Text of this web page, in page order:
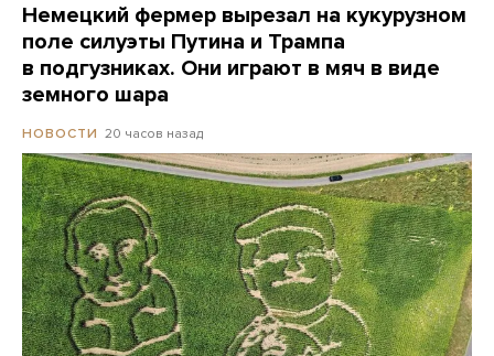
Немецкий фермер вырезал на кукурузном
поле силуэты Путина и Трампа
в подгузниках. Они играют в мяч в виде
земного шара
НОВОСТИ 20 часов назад